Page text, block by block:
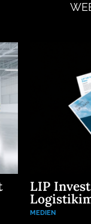
LIP
MEDIEN